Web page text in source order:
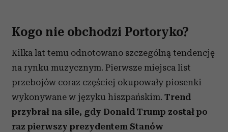
Kogo nie obchodzi Portoryko?
Kilka lat temu odnotowano szczególną tendencję
na rynku muzycznym. Pierwsze miejsca list
przebojów coraz częściej okupowały piosenki
wykonywane w języku hiszpańskim. Trend
przybrał na sile, gdy Donald Trump został po
raz pierwszy prezydentem Stanów